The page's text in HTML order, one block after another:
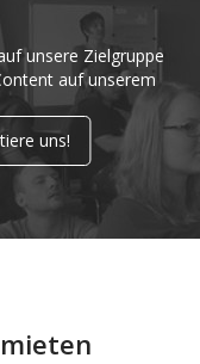
unsere Zielgruppe
auf unserem
uns!